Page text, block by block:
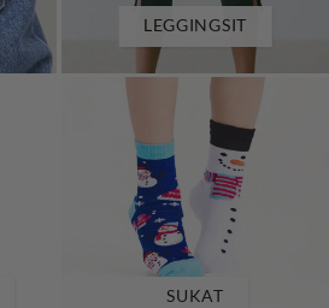
LEGGINGSIT
SUKAT